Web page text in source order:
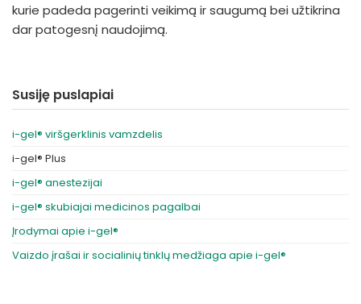
kurie padeda pagerinti veikimą ir saugumą bei užtikrina
dar patogesnį naudojimą.
Susiję puslapiai
i-gel® viršgerklinis vamzdelis
i-gel® Plus
i-gel® anestezijai
i-gel® skubiajai medicinos pagalbai
Įrodymai apie i-gel®
Vaizdo įrašai ir socialinių tinklų medžiaga apie i-gel®